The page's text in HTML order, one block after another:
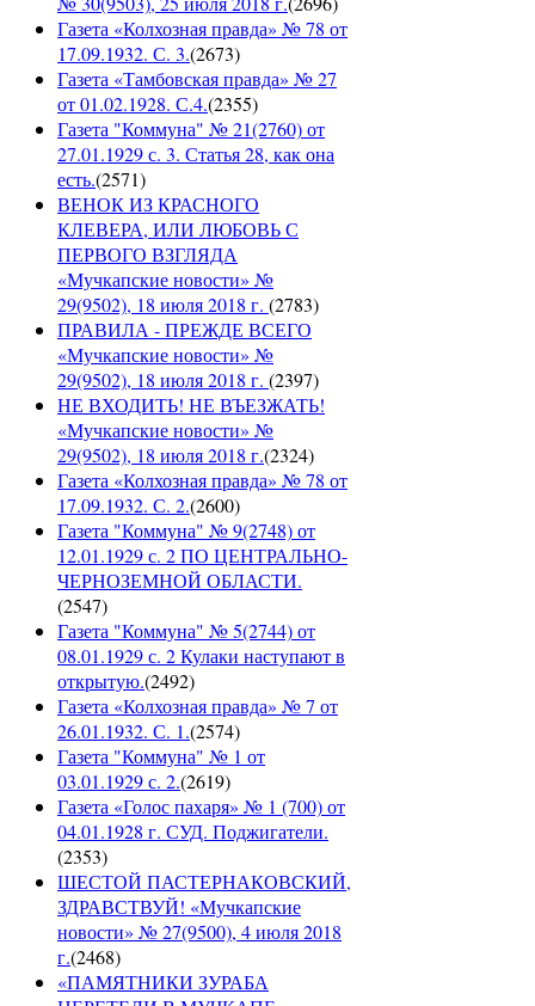
Газета «Колхозная правда» № 78 от
17.09.1932. С. 3.(2673)
Газета «Тамбовская правда» № 27
от 01.02.1928. С.4.(2355)
Газета "Коммуна" № 21(2760) от
27.01.1929 с. 3. Статья 28, как она
есть.(2571)
ВЕНОК ИЗ КРАСНОГО
КЛЕВЕРА, ИЛИ ЛЮБОВЬ С
ПЕРВОГО ВЗГЛЯДА
«Мучкапские новости» №
29(9502), 18 июля 2018 г. (2783)
ПРАВИЛА - ПРЕЖДЕ ВСЕГО
«Мучкапские новости» №
29(9502), 18 июля 2018 г. (2397)
НЕ ВХОДИТЬ! НЕ ВЪЕЗЖАТЬ!
«Мучкапские новости» №
29(9502), 18 июля 2018 г.(2324)
Газета «Колхозная правда» № 78 от
17.09.1932. С. 2.(2600)
Газета "Коммуна" № 9(2748) от
12.01.1929 с. 2 ПО ЦЕНТРАЛЬНО-
ЧЕРНОЗЕМНОЙ ОБЛАСТИ.
(2547)
Газета "Коммуна" № 5(2744) от
08.01.1929 с. 2 Кулаки наступают в
открытую.(2492)
Газета «Колхозная правда» № 7 от
26.01.1932. С. 1.(2574)
Газета "Коммуна" № 1 от
03.01.1929 с. 2.(2619)
Газета «Голос пахаря» № 1 (700) от
04.01.1928 г. СУД. Поджигатели.
(2353)
ШЕСТОЙ ПАСТЕРНАКОВСКИЙ,
ЗДРАВСТВУЙ! «Мучкапские
новости» № 27(9500), 4 июля 2018
г.(2468)
«ПАМЯТНИКИ ЗУРАБА